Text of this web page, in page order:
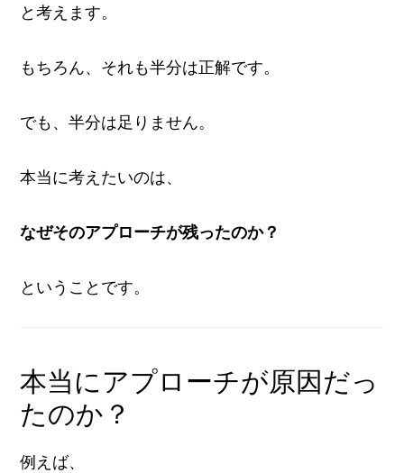
と考えます。
もちろん、それも半分は正解です。
でも、半分は足りません。
本当に考えたいのは、
なぜそのアプローチが残ったのか？
ということです。
本当にアプローチが原因だっ
たのか？
例えば、